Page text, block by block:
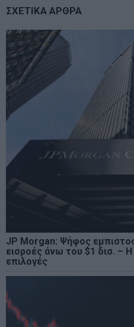
ΣΧΕΤΙΚΑ ΑΡΘΡΑ
JP Morgan: Ψήφος
εισροές άνω του $1 δισ. –
επιλογές